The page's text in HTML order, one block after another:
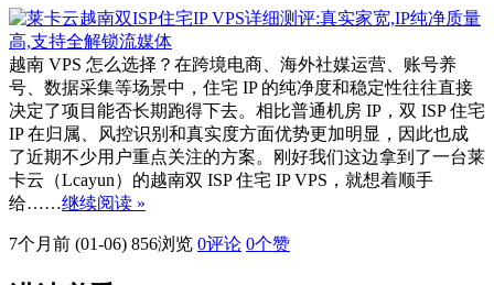
越南 VPS 怎么选择？在跨境电商、海外社媒运营、账号养
号、数据采集等场景中，住宅 IP 的纯净度和稳定性往往直接
决定了项目能否长期跑得下去。相比普通机房 IP，双 ISP 住宅
IP 在归属、风控识别和真实度方面优势更加明显，因此也成
了近期不少用户重点关注的方案。刚好我们这边拿到了一台莱
卡云（Lcayun）的越南双 ISP 住宅 IP VPS，就想着顺手
给……继续阅读 »
7个月前 (01-06) 856浏览 0评论 0个赞